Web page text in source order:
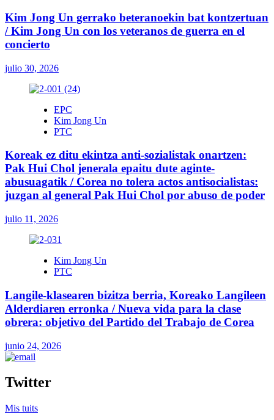
Kim Jong Un gerrako beteranoekin bat kontzertuan
/ Kim Jong Un con los veteranos de guerra en el
concierto
julio 30, 2026
EPC
Kim Jong Un
PTC
Koreak ez ditu ekintza anti-sozialistak onartzen:
Pak Hui Chol jenerala epaitu dute aginte-
abusuagatik / Corea no tolera actos antisocialistas:
juzgan al general Pak Hui Chol por abuso de poder
julio 11, 2026
Kim Jong Un
PTC
Langile-klasearen bizitza berria, Koreako Langileen
Alderdiaren erronka / Nueva vida para la clase
obrera: objetivo del Partido del Trabajo de Corea
junio 24, 2026
Twitter
Mis tuits